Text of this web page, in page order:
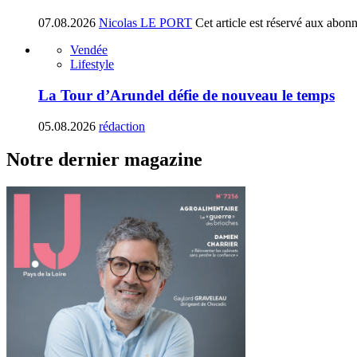
07.08.2026 Nicolas LE PORT Cet article est réservé aux
Vendée
Lifestyle
La Tour d’Arundel défie de nouveau le temps
05.08.2026 rédaction
Notre dernier magazine